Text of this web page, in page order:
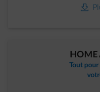
download-icon
HOME
Tout pour